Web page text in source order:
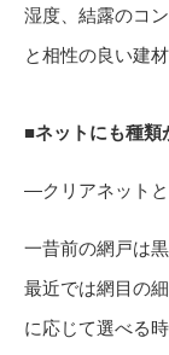
湿度、結露のコ
と相性の良い建
■ネットにも種類
―クリアネット
一昔前の網戸は
最近では網目の
に応じて選べる